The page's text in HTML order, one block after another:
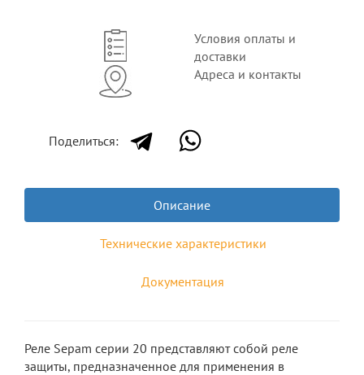
Условия оплаты и
доставки
Адреса и контакты
Поделиться:
Описание
Технические характеристики
Документация
Реле Sepam серии 20 представляют собой реле
защиты, предназначенное для применения в